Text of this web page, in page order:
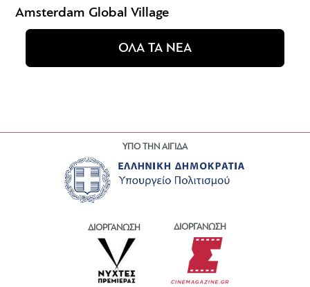
Amsterdam Global Village
ΟΛΑ ΤΑ ΝΕΑ
ΥΠΟ ΤΗΝ ΑΙΓΙΔΑ
ΔΙΟΡΓΑΝΩΣΗ ΔΙΟΡΓΑΝΩΣΗ